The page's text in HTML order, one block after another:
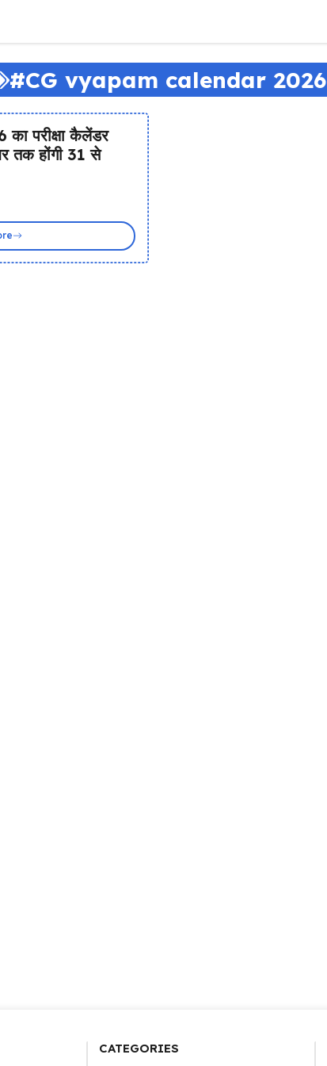
#CG vyapam calendar 2026
का परीक्षा कैलेंडर
तक होंगी 31 से
CATEGORIES